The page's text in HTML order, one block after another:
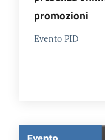
promozioni
Evento PID